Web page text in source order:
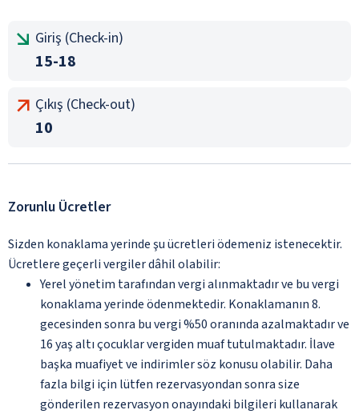
Giriş (Check-in)
15-18
Çıkış (Check-out)
10
Zorunlu Ücretler
Sizden konaklama yerinde şu ücretleri ödemeniz istenecektir.
Ücretlere geçerli vergiler dâhil olabilir:
Yerel yönetim tarafından vergi alınmaktadır ve bu vergi
konaklama yerinde ödenmektedir. Konaklamanın 8.
gecesinden sonra bu vergi %50 oranında azalmaktadır ve
16 yaş altı çocuklar vergiden muaf tutulmaktadır. İlave
başka muafiyet ve indirimler söz konusu olabilir. Daha
fazla bilgi için lütfen rezervasyondan sonra size
gönderilen rezervasyon onayındaki bilgileri kullanarak